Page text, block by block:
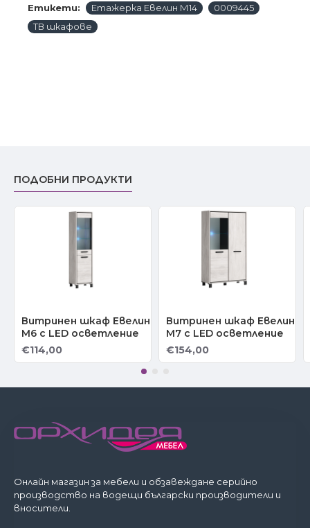
Етикети: Етажерка Евелин М14
0009445
ТВ шкафове
ПОДОБНИ ПРОДУКТИ
Витринен шкаф Евелин
М6 с LED осветление
€114,00
Витринен шкаф Евелин
М7 с LED осветление
€154,00
Онлайн магазин за мебели и обзавеждане серийно
производство на водещи български производители и
вносители.